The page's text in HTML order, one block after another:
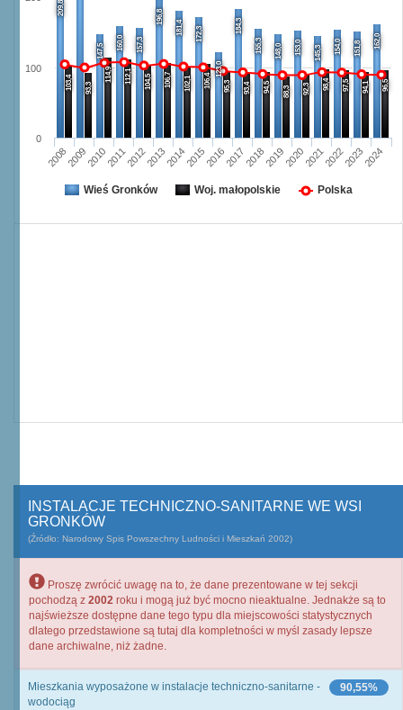
209,8
147,5 160,0 157,3
196,8
181,4 172,3
123,0
184,3
155,3
148,0 153,0 145,3 154,0 151,8 162,0
103,4 93,3
114,9 112,1 104,5 106,7 102,1 106,4 95,3 93,4 94,5 88,3 92,3 98,4 97,5 94,1 96,5
20082009201020112012201320142015201620172018201920202021202220232024
0
100
Wieś Gronków Woj. małopolskie Polska
INSTALACJE TECHNICZNO-SANITARNE WE WSI
GRONKÓW
(Źródło: Narodowy Spis Powszechny Ludności i Mieszkań 2002)
Proszę zwrócić uwagę na to, że dane prezentowane w tej sekcji
pochodzą z 2002 roku i mogą już być mocno nieaktualne. Jednakże są to
najświeższe dostępne dane tego typu dla miejscowości statystycznych
dlatego przedstawione są tutaj dla kompletności w myśl zasady lepsze
dane archiwalne, niż żadne.
90,55%
Mieszkania wyposażone w instalacje techniczno-sanitarne -
wodociąg